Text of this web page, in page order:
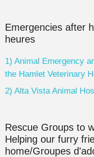
Emergencies after
heures
1) Animal Emergency
the Hamlet Veterinary
2) Alta Vista Animal
Rescue Groups to
Helping our furry
home/Groupes